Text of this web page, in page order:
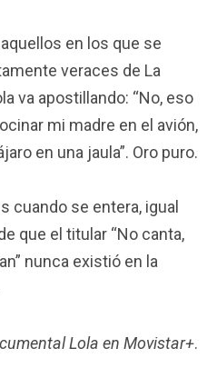
en los que se
veraces de La
va apostillando: “No, eso
mi madre en el avión,
en una jaula”. Oro puro.
cuando se entera, igual
que el titular “No canta,
nunca existió en la
Lola en Movistar+.